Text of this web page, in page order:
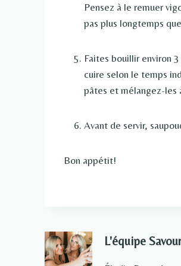
Pensez à le remuer
pas plus longtemps
Faites bouillir environ
cuire selon le temps
pâtes et mélangez-les
Avant de servir,
Bon appétit!
L'équipe